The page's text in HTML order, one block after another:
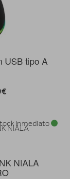
USB tipo A
NIALA
inmediato